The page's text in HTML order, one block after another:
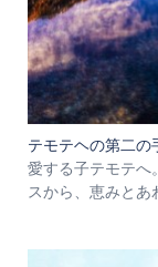
テモテヘの第二の
愛する子テモテへ
スから、恵みとあ